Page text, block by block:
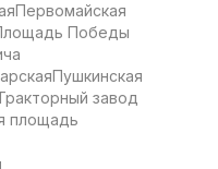
Первомайская
Победы
Пушкинская
завод
площадь